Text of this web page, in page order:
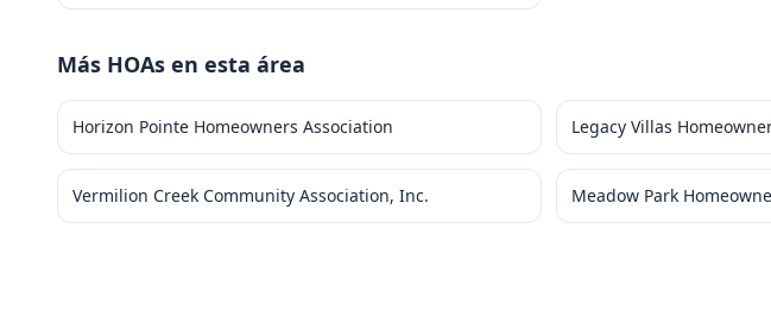
Más HOAs en esta área
Horizon Pointe Homeowners Association Legacy Villas
Vermilion Creek Community Association, Inc. Meadow Park